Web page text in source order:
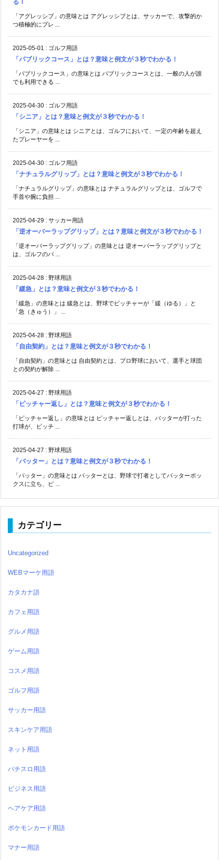
る！
「アグレッシブ」の意味とは アグレッシブとは、サッカーで、攻撃的か
つ積極的にプレ ...
2025-05-01 : ゴルフ用語
「パブリックコース」とは？意味と例文が３秒でわかる！
「パブリックコース」の意味とは パブリックコースとは、一般の人が誰
でも利用できる ...
2025-04-30 : ゴルフ用語
「シニア」とは？意味と例文が３秒でわかる！
「シニア」の意味とは シニアとは、ゴルフにおいて、一定の年齢を超え
たプレーヤーを ...
2025-04-30 : ゴルフ用語
「ナチュラルグリップ」とは？意味と例文が３秒でわかる！
「ナチュラルグリップ」の意味とは ナチュラルグリップとは、ゴルフで
手首や腕に負担 ...
2025-04-29 : サッカー用語
「逆オーバーラップグリップ」とは？意味と例文が３秒でわかる！
「逆オーバーラップグリップ」の意味とは 逆オーバーラップグリップと
は、ゴルフのパ ...
2025-04-28 : 野球用語
「緩急」とは？意味と例文が３秒でわかる！
「緩急」の意味とは 緩急とは、野球でピッチャーが「緩（ゆる）」と
「急（きゅう）」 ...
2025-04-28 : 野球用語
「自由契約」とは？意味と例文が３秒でわかる！
「自由契約」の意味とは 自由契約とは、プロ野球において、選手と球団
との契約が解除 ...
2025-04-27 : 野球用語
「ピッチャー返し」とは？意味と例文が３秒でわかる！
「ピッチャー返し」の意味とは ピッチャー返しとは、バッターが打った
打球が、ピッチ ...
2025-04-27 : 野球用語
「バッター」とは？意味と例文が３秒でわかる！
「バッター」の意味とは バッターとは、野球で打者としてバッターボッ
クスに立ち、ピ ...
カテゴリー
Uncategorized
WEBマーケ用語
カタカナ語
カフェ用語
グルメ用語
ゲーム用語
コスメ用語
ゴルフ用語
サッカー用語
スキンケア用語
ネット用語
パチスロ用語
ビジネス用語
ヘアケア用語
ポケモンカード用語
マナー用語